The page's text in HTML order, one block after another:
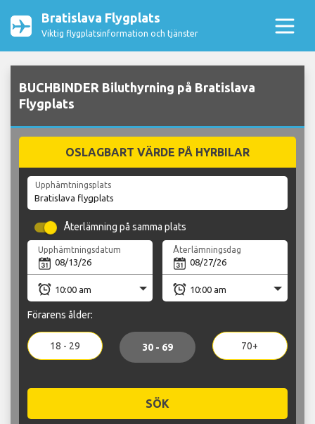
Bratislava Flygplats
Viktig flygplatsinformation och tjänster
BUCHBINDER Biluthyrning på Bratislava
Flygplats
OSLAGBART VÄRDE PÅ HYRBILAR
Upphämtningsplats
Återlämning på samma plats
Upphämtningsdatum Återlämningsdag
Förarens ålder:
18 - 29 30 - 69 70+
SÖK